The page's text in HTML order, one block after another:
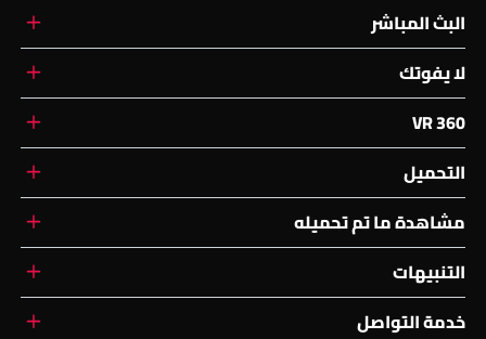
البث المباشر
لا يفوتك
360 VR
التحميل
مشاهدة ما تم تحميله
التنبيهات
خدمة التواصل